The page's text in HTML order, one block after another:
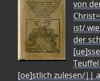
von
ist/
der
[oe]stlich zulesen/||